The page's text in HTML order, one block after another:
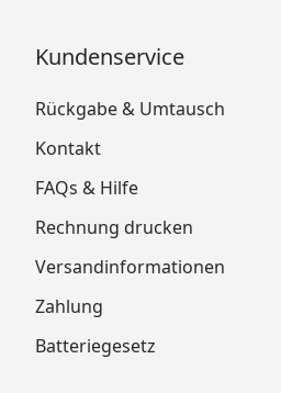
Kundenservice
Rückgabe & Umtausch
Kontakt
FAQs & Hilfe
Rechnung drucken
Versandinformationen
Zahlung
Batteriegesetz